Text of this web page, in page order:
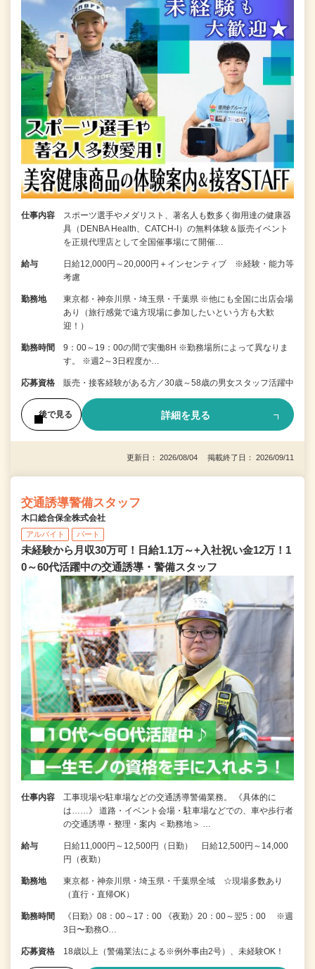
仕事内容
スポーツ選手やメダリスト、著名人も数多く御用達の健康器
具（DENBA Health、CATCH-I）の無料体験＆販売イベント
を正規代理店として全国催事場にて開催…
給与
日給12,000円～20,000円＋インセンティブ ※経験・能力等
考慮
勤務地
東京都・神奈川県・埼玉県・千葉県 ※他にも全国に出店会場
あり（旅行感覚で遠方現場に参加したいという方も大歓
迎！）
勤務時間
9：00～19：00の間で実働8H ※勤務場所によって異なりま
す。 ※週2～3日程度か…
応募資格 販売・接客経験がある方／30歳～58歳の男女スタッフ活躍中
後で見る 詳細を見る
更新日： 2026/08/04 掲載終了日： 2026/09/11
交通誘導警備スタッフ
木口総合保全株式会社
アルバイト パート
未経験から月収30万可！日給1.1万～+入社祝い金12万！1
0～60代活躍中の交通誘導・警備スタッフ
仕事内容
工事現場や駐車場などの交通誘導警備業務。 《具体的に
は……》 道路・イベント会場・駐車場などでの、車や歩行者
の交通誘導・整理・案内 ＜勤務地＞ …
給与
日給11,000円～12,500円（日勤） 日給12,500円～14,000
円（夜勤）
勤務地
東京都・神奈川県・埼玉県・千葉県全域 ☆現場多数あり
（直行・直帰OK）
勤務時間
《日勤》08：00～17：00 《夜勤》20：00～翌5：00 ※週
3日〜勤務O…
応募資格 18歳以上（警備業法による※例外事由2号）、未経験OK！